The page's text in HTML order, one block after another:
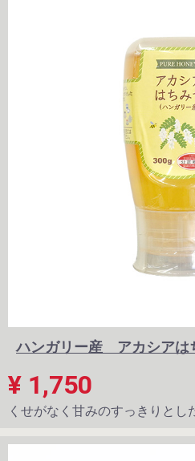
ハンガリー産 アカシアは
¥ 1,750
くせがなく甘みのすっきりとし